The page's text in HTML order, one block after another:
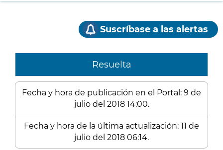
Suscríbase a las alertas
Resuelta
Fecha y hora de publicación en el Portal: 9 de
julio del 2018 14:00.
Fecha y hora de la última actualización: 11 de
julio del 2018 06:14.